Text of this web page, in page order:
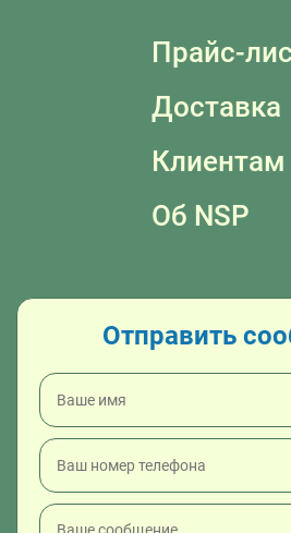
Прайс-
Доставка
Клиентам
Об NSP
Отправить